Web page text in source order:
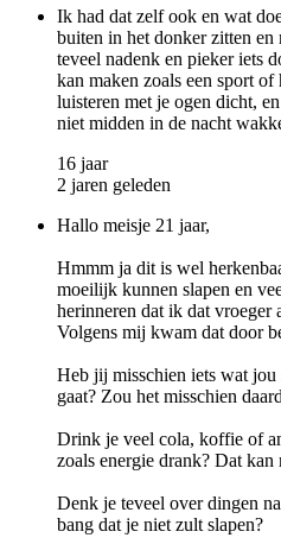
Ik had dat zelf ook en wat
buiten in het donker zitten
teveel nadenk en pieker iets
kan maken zoals een sport of
luisteren met je ogen dicht,
niet midden in de nacht
16 jaar
2 jaren geleden
Hallo meisje 21 jaar,
Hmmm ja dit is wel
moeilijk kunnen slapen en
herinneren dat ik dat vroeger
Volgens mij kwam dat door
Heb jij misschien iets wat jou
gaat? Zou het misschien
Drink je veel cola, koffie of
zoals energie drank? Dat
Denk je teveel over dingen
bang dat je niet zult slapen?